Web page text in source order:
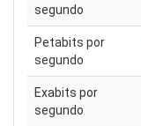
segundo
Petabits por
segundo
Exabits por
segundo